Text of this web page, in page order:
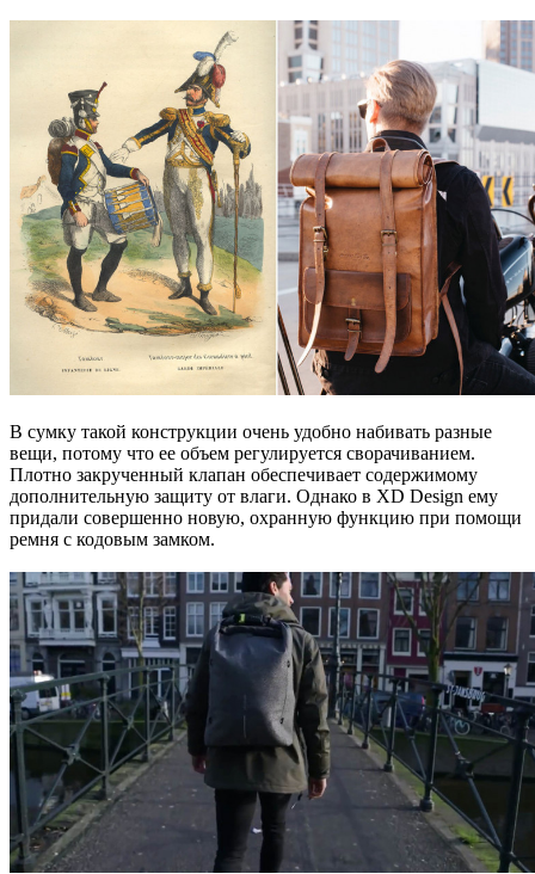
В сумку такой конструкции очень удобно набивать разные
вещи, потому что ее объем регулируется сворачиванием.
Плотно закрученный клапан обеспечивает содержимому
дополнительную защиту от влаги. Однако в XD Design ему
придали совершенно новую, охранную функцию при помощи
ремня с кодовым замком.